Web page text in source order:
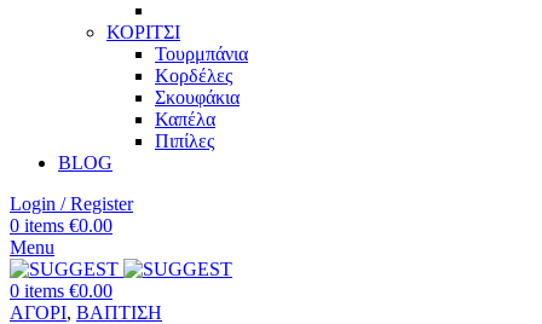
ΚΟΡΙΤΣΙ
Τουρμπάνια
Κορδέλες
Σκουφάκια
Καπέλα
Πιπίλες
BLOG
Login / Register
0 items €0.00
Menu
0 items €0.00
ΑΓΟΡΙ, ΒΑΠΤΙΣΗ